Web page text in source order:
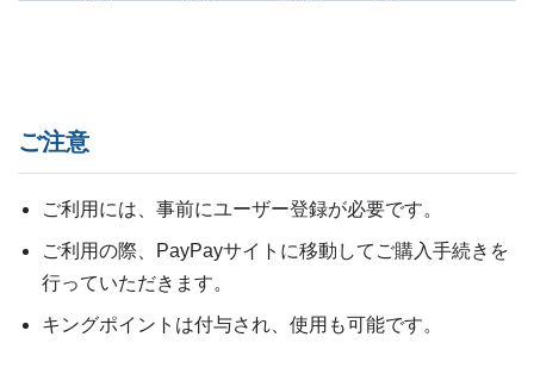
ご注意
ご利用には、事前にユーザー登録が必要です。
ご利用の際、PayPayサイトに移動してご購入手続きを
行っていただきます。
キングポイントは付与され、使用も可能です。